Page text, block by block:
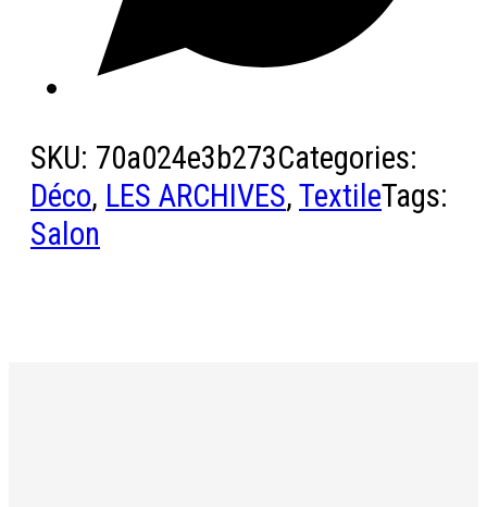
SKU: 70a024e3b273Categories:
Déco, LES ARCHIVES, TextileTags:
Salon